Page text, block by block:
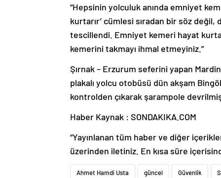
“Hepsinin yolculuk anında emniyet
kurtarır’ cümlesi sıradan bir söz
tescillendi. Emniyet kemeri hayat
kemerini takmayı ihmal etmeyiniz.”
Şırnak – Erzurum seferini yapan
plakalı yolcu otobüsü dün akşam
kontrolden çıkarak şarampole
Haber Kaynak : SONDAKIKA.COM
“Yayınlanan tüm haber ve diğer
üzerinden iletiniz. En kısa süre
Ahmet Hamdi Usta güncel Güvenlik